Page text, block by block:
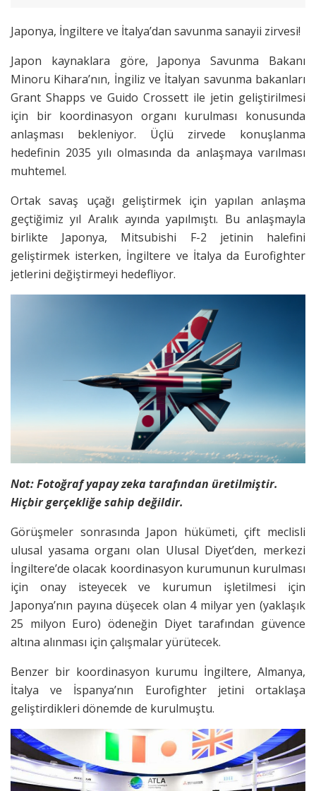
Japonya, İngiltere ve İtalya’dan savunma sanayii zirvesi!
Japon kaynaklara göre, Japonya Savunma Bakanı
Minoru Kihara’nın, İngiliz ve İtalyan savunma bakanları
Grant Shapps ve Guido Crossett ile jetin geliştirilmesi
için bir koordinasyon organı kurulması konusunda
anlaşması bekleniyor. Üçlü zirvede konuşlanma
hedefinin 2035 yılı olmasında da anlaşmaya varılması
muhtemel.
Ortak savaş uçağı geliştirmek için yapılan anlaşma
geçtiğimiz yıl Aralık ayında yapılmıştı. Bu anlaşmayla
birlikte Japonya, Mitsubishi F-2 jetinin halefini
geliştirmek isterken, İngiltere ve İtalya da Eurofighter
jetlerini değiştirmeyi hedefliyor.
Not: Fotoğraf yapay zeka tarafından üretilmiştir.
Hiçbir gerçekliğe sahip değildir.
Görüşmeler sonrasında Japon hükümeti, çift meclisli
ulusal yasama organı olan Ulusal Diyet’den, merkezi
İngiltere’de olacak koordinasyon kurumunun kurulması
için onay isteyecek ve kurumun işletilmesi için
Japonya’nın payına düşecek olan 4 milyar yen (yaklaşık
25 milyon Euro) ödeneğin Diyet tarafından güvence
altına alınması için çalışmalar yürütecek.
Benzer bir koordinasyon kurumu İngiltere, Almanya,
İtalya ve İspanya’nın Eurofighter jetini ortaklaşa
geliştirdikleri dönemde de kurulmuştu.